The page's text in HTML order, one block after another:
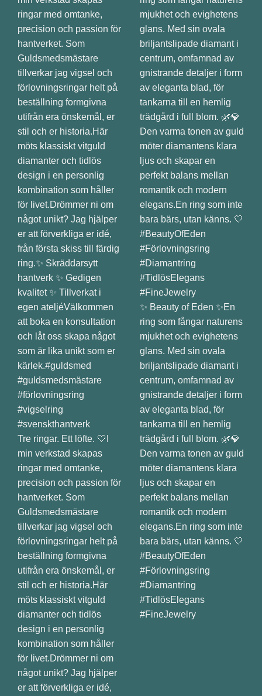
Tre ringar. Ett löfte. 🤍I
min verkstad skapas
ringar med omtanke,
precision och passion för
hantverket. Som
Guldsmedsmästare
tillverkar jag vigsel och
förlovningsringar helt på
beställning formgivna
utifrån era önskemål, er
stil och er historia.Här
möts klassiskt vitguld
diamanter och tidlös
design i en personlig
kombination som håller
för livet.Drömmer ni om
något unikt? Jag hjälper
er att förverkliga er idé,
✨ Beauty of Eden ✨En
ring som fångar naturens
mjukhet och evighetens
glans. Med sin ovala
briljantslipade diamant i
centrum, omfamnad av
gnistrande detaljer i form
av eleganta blad, för
tankarna till en hemlig
trädgård i full blom. 🌿💎
Den varma tonen av guld
möter diamantens klara
ljus och skapar en
perfekt balans mellan
romantik och modern
elegans.En ring som inte
bara bärs, utan känns. 🤍
#BeautyOfEden
#Förlovningsring
#Diamantring
#TidlösElegans
#FineJewelry